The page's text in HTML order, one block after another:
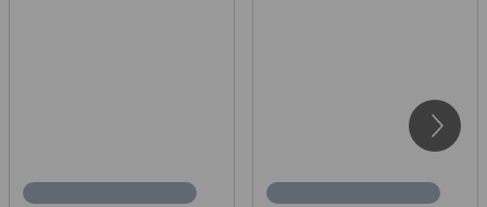
Welche Pfostenlänge benötige ich?